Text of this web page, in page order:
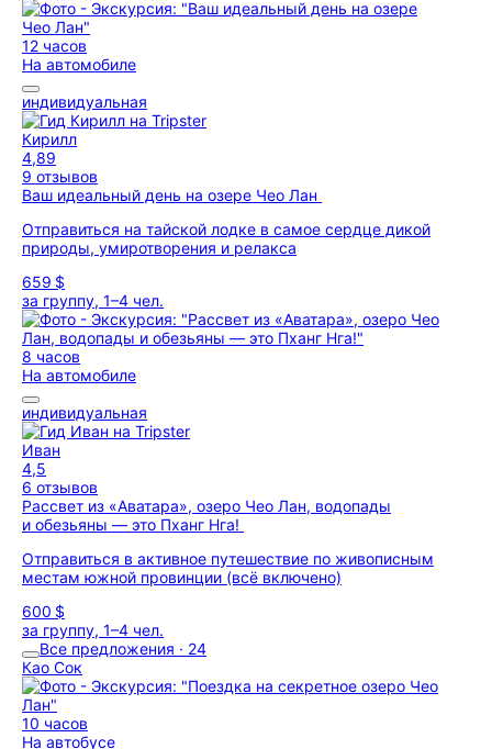
12 часов
На автомобиле
индивидуальная
Кирилл
4,89
9 отзывов
Ваш идеальный день на озере Чео Лан
Отправиться на тайской лодке в самое сердце дикой
природы, умиротворения и релакса
659 $
за группу, 1–4 чел.
8 часов
На автомобиле
индивидуальная
Иван
4,5
6 отзывов
Рассвет из «Аватара», озеро Чео Лан, водопады
и обезьяны — это Пханг Нга!
Отправиться в активное путешествие по живописным
местам южной провинции (всё включено)
600 $
за группу, 1–4 чел.
Все предложения · 24
Као Сок
10 часов
На автобусе